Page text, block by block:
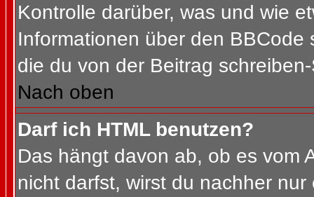
Kontrolle darüber, was und wie
Informationen über den
die du von der Beitrag
Nach oben
Darf ich HTML benutzen?
Das hängt davon ab, ob es vom
nicht darfst, wirst du nachher